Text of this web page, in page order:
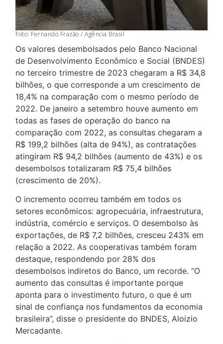
Foto: Fernando Frazão / Agência Brasil
Os valores desembolsados pelo Banco Nacional
de Desenvolvimento Econômico e Social (BNDES)
no terceiro trimestre de 2023 chegaram a R$ 34,8
bilhões, o que corresponde a um crescimento de
18,4% na comparação com o mesmo período de
2022. De janeiro a setembro houve aumento em
todas as fases de operação do banco na
comparação com 2022, as consultas chegaram a
R$ 199,2 bilhões (alta de 94%), as contratações
atingiram R$ 94,2 bilhões (aumento de 43%) e os
desembolsos totalizaram R$ 75,4 bilhões
(crescimento de 20%).
O incremento ocorreu também em todos os
setores econômicos: agropecuária, infraestrutura,
indústria, comércio e serviços. O desembolso às
exportações, de R$ 7,2 bilhões, cresceu 243% em
relação a 2022. As cooperativas também foram
destaque, respondendo por 28% dos
desembolsos indiretos do Banco, um recorde. “O
aumento das consultas é importante porque
aponta para o investimento futuro, o que é um
sinal de confiança nos fundamentos da economia
brasileira”, disse o presidente do BNDES, Aloizio
Mercadante.